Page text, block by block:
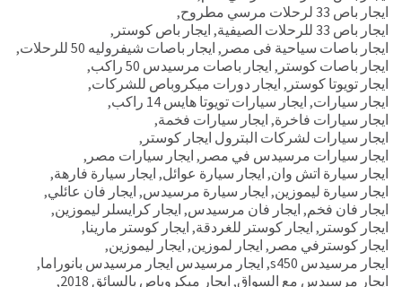
ايجار باص 33 لرحلات مرسي مطروح
,
ايجار باص 33 للرحلات الصيفية
, ايجار باص كوستر ,
ايجار باصات سياحية فى مصر , ايجار باصات شيفروليه 50 للرحلات
,
ايجار باصات كوستر , ايجار باصات مرسيدس 50 راكب
,
ايجار تويوتا كوستر , ايجار دورات ميكروباص للشركات,
ايجار سيارات, ايجار سيارات تويوتا هايس 14 راكب
,
ايجار سيارات فاخرة, ايجار سيارات فخمة,
ايجار سيارات لشركات البترول ايجار كوستر ,
ايجار سيارات مرسيدس في مصر , ايجار سيارات مصر ,
ايجار سيارة اتش وان, ايجار سيارة عوائل, ايجار سيارة فارهة,
ايجار سيارة ليموزين, ايجار سيارة مرسيدس, ايجار فان عائلي,
ايجار فان فخم, ايجار فان مرسيدس, ايجار كرايسلر ليموزين,
ايجار كوستر , ايجار كوستر للغردقة, ايجار كوستر مارينا,
ايجار كوسترفي مصر , ايجار لموزين, ايجار ليموزين,
ايجار مرسيدس s450
, ايجار مرسيدس ايجار مرسيدس بانوراما,
ايجار مرسيدس مع السواق, ايجار ميكروباص بالسائق 2018
,